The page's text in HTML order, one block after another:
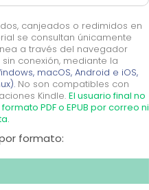
canjeados o redimidos en
se consultan únicamente
a través del navegador
conexión, mediante la
macOS, Android e iOS,
No son compatibles con
Kindle. El usuario final no
PDF o EPUB por correo ni
formato: